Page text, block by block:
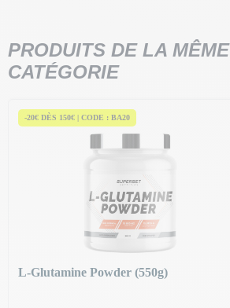
PRODUITS DE LA MÊME
CATÉGORIE
-20€ DÈS 150€ | CODE : BA20
L-Glutamine Powder (550g)